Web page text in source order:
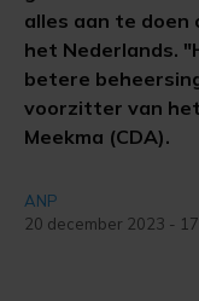
alles aan te doen
het Nederlands.
betere
voorzitter van
Meekma (CDA).
ANP
20 december 2023 -